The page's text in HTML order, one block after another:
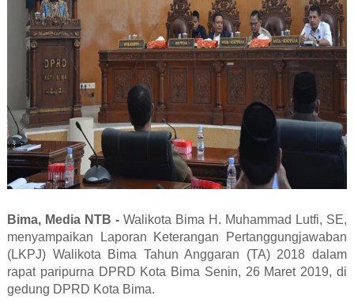
Bima, Media NTB -Walikota Bima H. Muhammad Lutfi, SE,
menyampaikan Laporan Keterangan Pertanggungjawaban
(LKPJ) Walikota Bima Tahun Anggaran (TA) 2018 dalam
rapat paripurna DPRD Kota Bima Senin, 26 Maret 2019, di
gedung DPRD Kota Bima.